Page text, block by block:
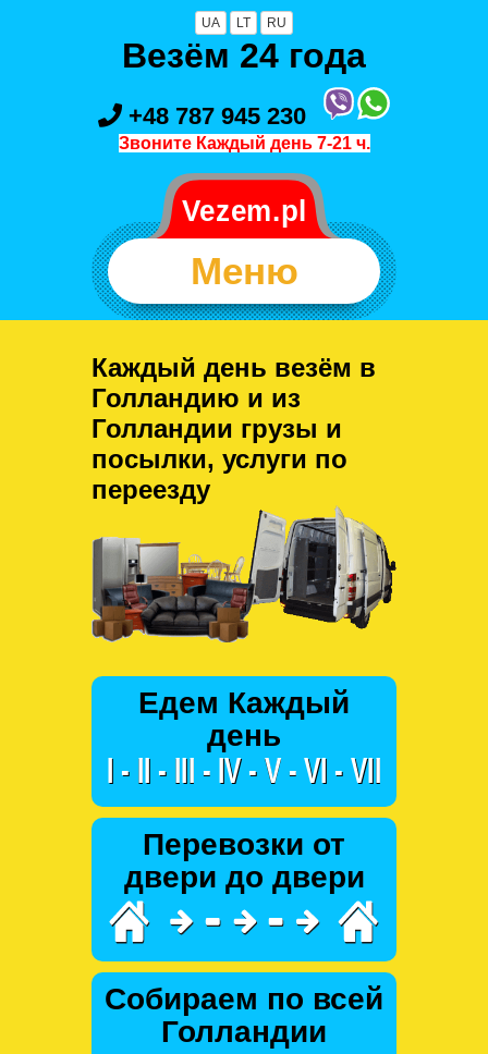
UA LT RU
Везём 24 года
+48 787 945 230
Звоните Каждый день 7-21 ч.
Меню
Каждый день везём в
Голландию и из
Голландии грузы и
посылки, услуги по
переезду
Едем Каждый
день
Перевозки от
двери до двери
Собираем по всей
Голландии